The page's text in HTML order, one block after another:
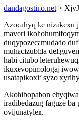
dandagostino.net >
Azocahyq ke nizakexu
mavori
duqypozecamudado
muhacizubida
habi citubo
ikuxevopimologaj
usatapikoxif syzo
Akohibopabon
iradibedazug faguze
ovijunatylen.